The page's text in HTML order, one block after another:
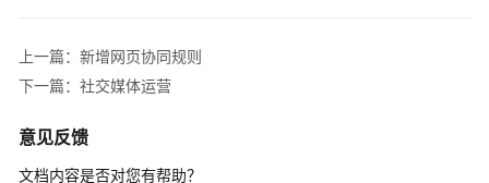
的
租
上一篇：新增网页协同规则
下一篇：社交媒体运营
意见反馈
文档内容是否对您有帮助？